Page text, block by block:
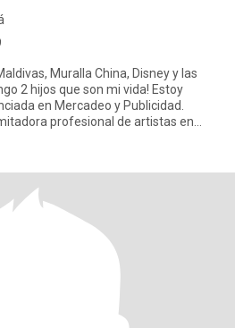
Muralla China, Disney y las
2 hijos que son mi vida! Estoy
en Mercadeo y Publicidad.
profesional de artistas en